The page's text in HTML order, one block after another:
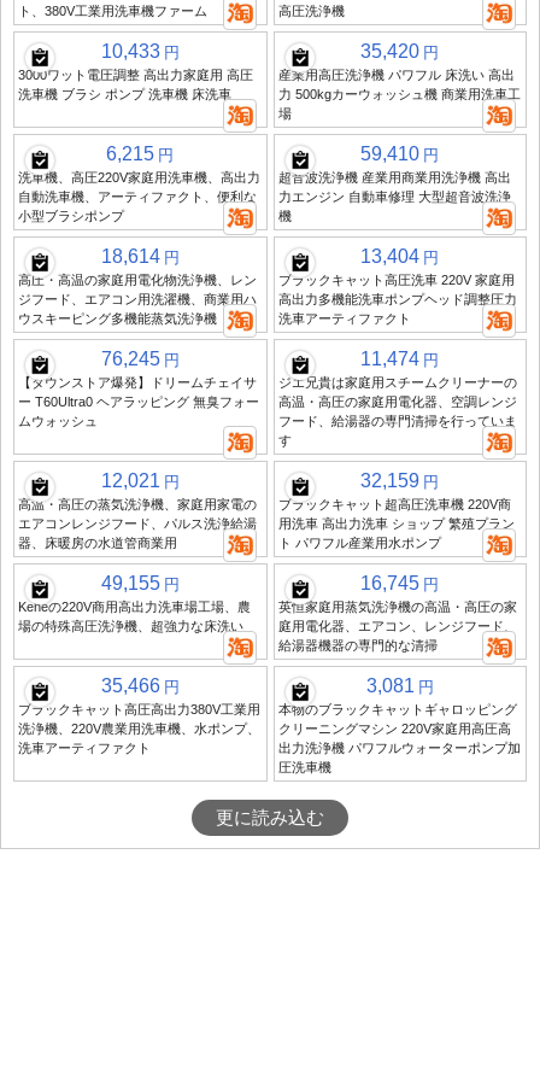
ト、380V工業用洗車機ファーム
高圧洗浄機
10,433 円
3000ワット電圧調整 高出力家庭用 高圧
洗車機 ブラシ ポンプ 洗車機 床洗車
35,420 円
産業用高圧洗浄機 パワフル 床洗い 高出
力 500kgカーウォッシュ機 商業用洗車工
場
6,215 円
洗車機、高圧220V家庭用洗車機、高出力
自動洗車機、アーティファクト、便利な
小型ブラシポンプ
59,410 円
超音波洗浄機 産業用商業用洗浄機 高出
力エンジン 自動車修理 大型超音波洗浄
機
18,614 円
高圧・高温の家庭用電化物洗浄機、レン
ジフード、エアコン用洗濯機、商業用ハ
ウスキーピング多機能蒸気洗浄機
13,404 円
ブラックキャット高圧洗車 220V 家庭用
高出力多機能洗車ポンプヘッド調整圧力
洗車アーティファクト
76,245 円
【タウンストア爆発】ドリームチェイサ
ー T60Ultra0 ヘアラッピング 無臭フォー
ムウォッシュ
11,474 円
ジエ兄貴は家庭用スチームクリーナーの
高温・高圧の家庭用電化器、空調レンジ
フード、給湯器の専門清掃を行っていま
す
12,021 円
高温・高圧の蒸気洗浄機、家庭用家電の
エアコンレンジフード、パルス洗浄給湯
器、床暖房の水道管商業用
32,159 円
ブラックキャット超高圧洗車機 220V商
用洗車 高出力洗車 ショップ 繁殖プラン
ト パワフル産業用水ポンプ
49,155 円
Keheの220V商用高出力洗車場工場、農
場の特殊高圧洗浄機、超強力な床洗い
16,745 円
英恒家庭用蒸気洗浄機の高温・高圧の家
庭用電化器、エアコン、レンジフード、
給湯器機器の専門的な清掃
35,466 円
ブラックキャット高圧高出力380V工業用
洗浄機、220V農業用洗車機、水ポンプ、
洗車アーティファクト
3,081 円
本物のブラックキャットギャロッピング
クリーニングマシン 220V家庭用高圧高
出力洗浄機 パワフルウォーターポンプ加
圧洗車機
更に読み込む